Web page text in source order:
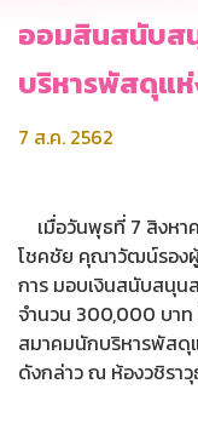
ออมสินสนับส
บริหารพัสดุแห่
7 ส.ค. 2562
เมื่อวันพุธที่ 7 สิงหา
โชคชัย คุณาวัฒน์รอง
การ มอบเงินสนับสนุน
จำนวน 300,000 บา
สมาคมนักบริหารพัสดุ
ดังกล่าว ณ ห้องวชิร